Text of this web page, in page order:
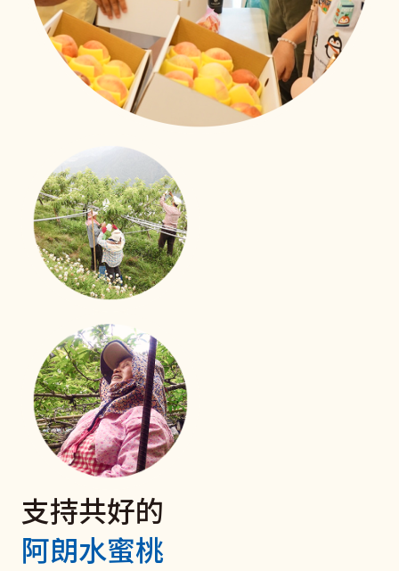
支持共好的
阿朗水蜜桃
電子發票 捐款愛心碼102
我們有愛心碼囉
照護技能大進化
移工用心學習、用愛照顧
新事社會服務中心的移工照護訓練課程也來到了第二次！
來自印尼、越南、菲律賓的外籍看護們帶著上一次課程的
收穫與期待，再次踏進教室。
立即行動
聘僱移工家庭
與移工共好服務
捐款支持《扶原民‧救弱勢》
衛部救字第1141363166號